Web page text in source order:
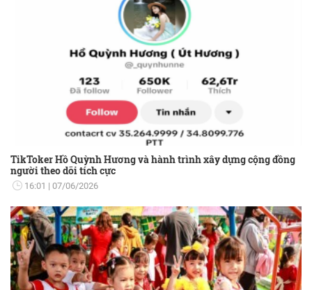
TikToker Hồ Quỳnh Hương và hành trình xây dựng cộng đồng
người theo dõi tích cực
16:01 07/06/2026